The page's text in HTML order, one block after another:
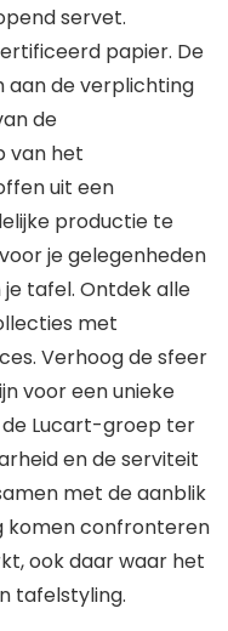
servet.
papier. De
aan de verplichting
de
van het
uit een
productie te
je gelegenheden
tafel. Ontdek alle
met
Verhoog de sfeer
voor een unieke
de Lucart-groep ter
en de serviteit
met de aanblik
komen confronteren
ook daar waar het
tafelstyling.